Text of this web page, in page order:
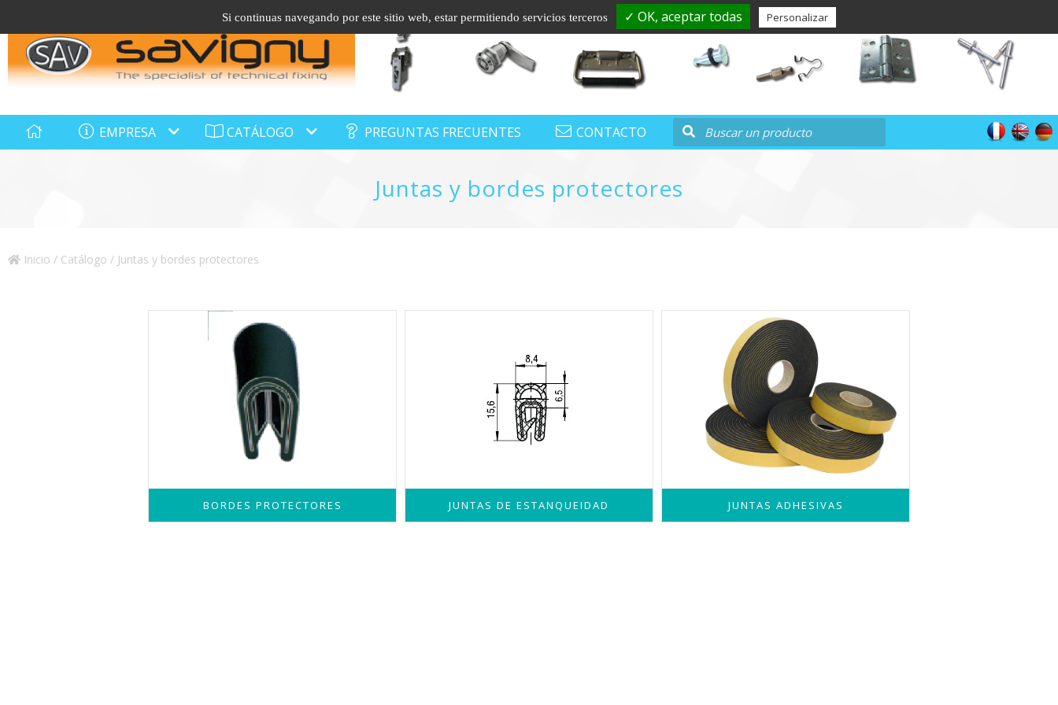
Contacto :+33 (0)1.60.56.43.01 export@savigny-sas.com 938, Avenue St-Just - 77000 VAUX-LE-PENIL
EMPRESA CATÁLOGO PREGUNTAS FRECUENTES CONTACTO
Juntas y bordes protectores
Inicio / Catálogo / Juntas y bordes protectores
BORDES PROTECTORES JUNTAS DE ESTANQUEIDAD JUNTAS ADHESIVAS
Si continuas navegando por este sitio web, estar permitiendo servicios terceros ✓ OK, aceptar todas Personalizar